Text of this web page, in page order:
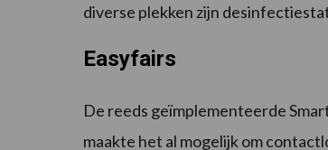
diverse plekken zijn
Easyfairs
De reeds geïmplementeerde
maakte het al mogelijk om